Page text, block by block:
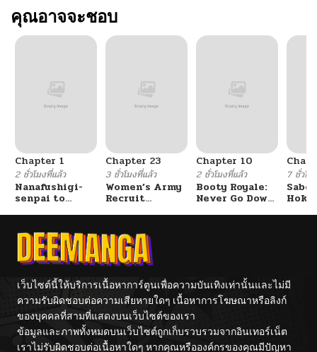
คุณอาจจะชอบ
Chapter 1
2 ชั่วโมงที่แล้ว
Nanafushigi-
senpai to
Chapter 23
3 ชั่วโมงที่แล้ว
Women’s Army
Recruit
Chapter 10
2 ชั่วโมงที่แล้ว
Booty Royale:
Never Go Down
7 ชั่วโม
เว็บไซต์นี้ให้บริการเนื้อหาการ์ตูนเพื่อความบันเทิงเท่านั้นและไม่มี
ความรับผิดชอบต่อความเสียหายใดๆ เนื้อหาการโฆษณาหรือลิงก์
ของบุคคลที่สามที่แสดงบนเว็บไซต์ของเรา
ข้อมูลและภาพทั้งหมดบนเว็บไซต์ถูกเก็บรวบรวมจากอินเทอร์เน็ต
เราไม่รับผิดชอบต่อเนื้อหาใดๆ หากคุณหรือองค์กรของคุณมีปัญหา